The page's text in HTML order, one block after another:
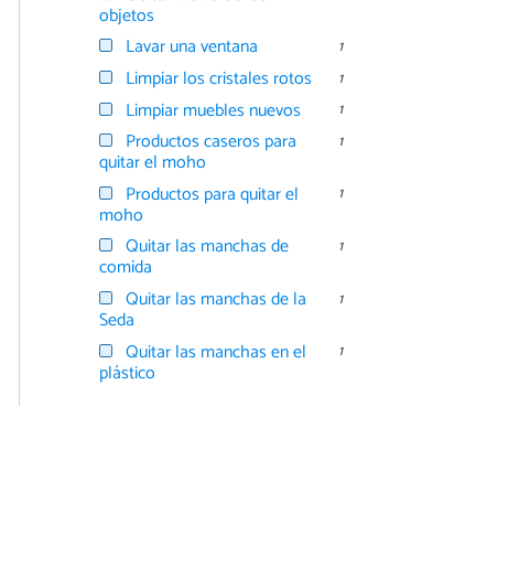
objetos
Lavar una ventana 1
Limpiar los cristales rotos 1
Limpiar muebles nuevos 1
Productos caseros para
quitar el moho
1
Productos para quitar el
moho
1
Quitar las manchas de
comida
1
Quitar las manchas de la
Seda
1
Quitar las manchas en el
plástico
1